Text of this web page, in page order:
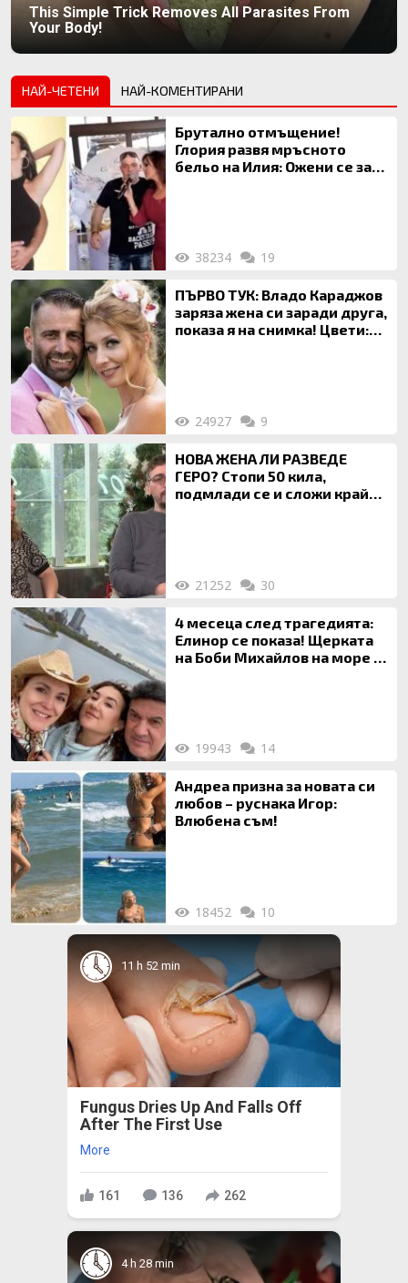
This Simple Trick Removes All Parasites From
Your Body!
НАЙ-ЧЕТЕНИ НАЙ-КОМЕНТИРАНИ
Брутално отмъщение!
Глория развя мръсното
бельо на Илия: Ожени се за
38234 19
ПЪРВО ТУК: Владо Караджов
заряза жена си заради друга,
показа я на снимка! Цвети:
24927 9
НОВА ЖЕНА ЛИ РАЗВЕДЕ
ГЕРО? Стопи 50 кила,
подмлади се и сложи край
21252 30
4 месеца след трагедията:
Елинор се показа! Щерката
на Боби Михайлов на море с
19943 14
Андреа призна за новата си
любов – руснака Игор:
Влюбена съм!
18452 10
11 h 52 min
Fungus Dries Up And Falls Off
After The First Use
More
161 136 262
4 h 28 min